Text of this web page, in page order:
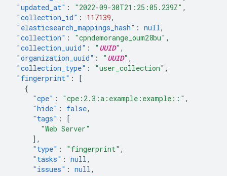
"updated_at" : "2022-09-30T21:25:05.239Z" ,
"collection_id" : 117139,
"elasticsearch_mappings_hash" : null,
"collection" : "cpndemorange_oum28bu" ,
"collection_uuid" : " UUID" ,
"organization_uuid" : " UUID" ,
"collection_type" : "user_collection" ,
"fingerprint" :
[
{
"cpe" : "cpe:2.3:a:example:example::" ,
"hide" : false,
"tags" :
[
"Web Server"
],
"type" : "fingerprint" ,
"tasks" : null,
"issues" : null,